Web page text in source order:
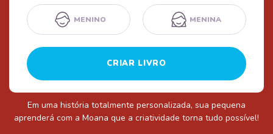
MENINO MENINA
CRIAR LIVRO
Em uma história totalmente personalizada, sua pequena
aprenderá com a Moana que a criatividade torna tudo possível!